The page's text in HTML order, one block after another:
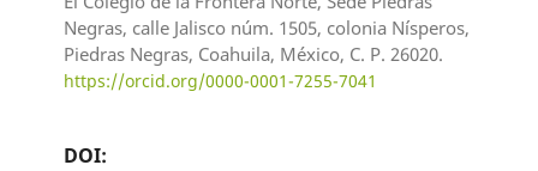
Negras, calle Jalisco núm. 1505, colonia Nísperos,
Piedras Negras, Coahuila, México, C. P. 26020.
https://orcid.org/0000-0001-7255-7041
DOI: